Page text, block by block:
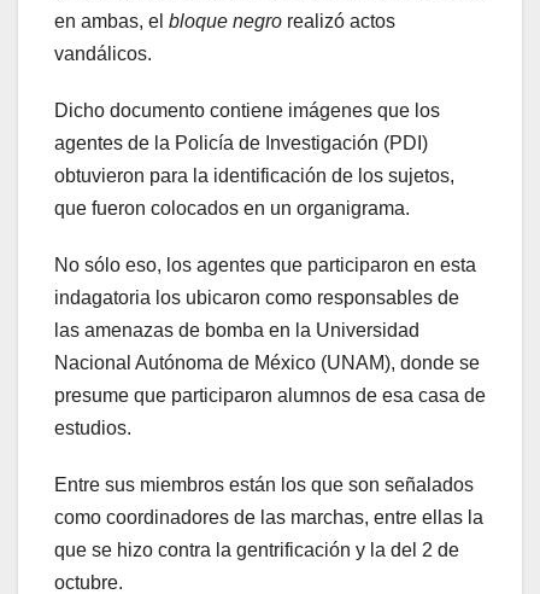
en ambas, el bloque negro realizó actos
vandálicos.
Dicho documento contiene imágenes que los
agentes de la Policía de Investigación (PDI)
obtuvieron para la identificación de los sujetos,
que fueron colocados en un organigrama.
No sólo eso, los agentes que participaron en esta
indagatoria los ubicaron como responsables de
las amenazas de bomba en la Universidad
Nacional Autónoma de México (UNAM), donde se
presume que participaron alumnos de esa casa de
estudios.
Entre sus miembros están los que son señalados
como coordinadores de las marchas, entre ellas la
que se hizo contra la gentrificación y la del 2 de
octubre.